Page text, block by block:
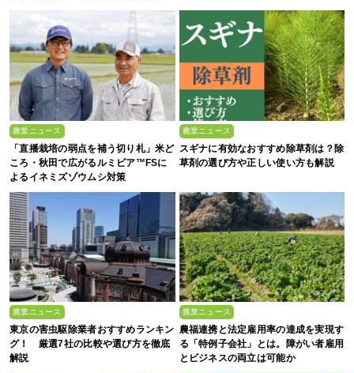
い、これからの”食”の話】
農業ニュース
「直播栽培の弱点を補う切り札」米ど
ころ・秋田で広がるルミビア™FSに
よるイネミズゾウムシ対策
農業ニュース
スギナに有効なおすすめ除草剤は？除
草剤の選び方や正しい使い方も解説
農業ニュース
東京の害虫駆除業者おすすめランキン
グ！ 厳選7社の比較や選び方を徹底
解説
農業ニュース
農福連携と法定雇用率の達成を実現す
る「特例子会社」とは。障がい者雇用
とビジネスの両立は可能か